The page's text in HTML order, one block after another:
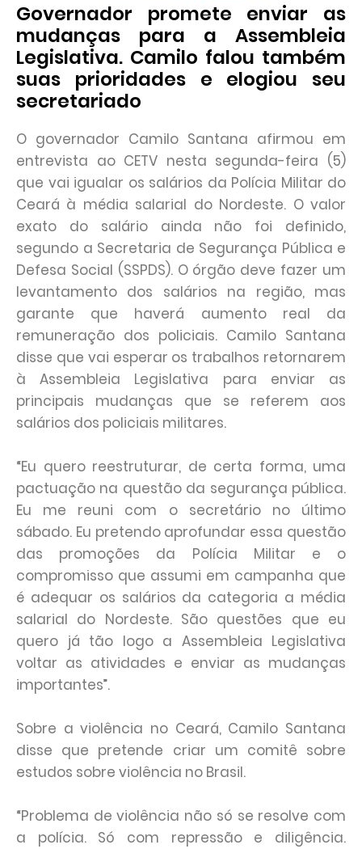
Governador promete enviar as
mudanças para a Assembleia
Legislativa. Camilo falou também
suas prioridades e elogiou seu
secretariado
O governador Camilo Santana afirmou em
entrevista ao CETV nesta segunda-feira (5)
que vai igualar os salários da Polícia Militar do
Ceará à média salarial do Nordeste. O valor
exato do salário ainda não foi definido,
segundo a Secretaria de Segurança Pública e
Defesa Social (SSPDS). O órgão deve fazer um
levantamento dos salários na região, mas
garante que haverá aumento real da
remuneração dos policiais. Camilo Santana
disse que vai esperar os trabalhos retornarem
à Assembleia Legislativa para enviar as
principais mudanças que se referem aos
salários dos policiais militares.
“Eu quero reestruturar, de certa forma, uma
pactuação na questão da segurança pública.
Eu me reuni com o secretário no último
sábado. Eu pretendo aprofundar essa questão
das promoções da Polícia Militar e o
compromisso que assumi em campanha que
é adequar os salários da categoria a média
salarial do Nordeste. São questões que eu
quero já tão logo a Assembleia Legislativa
voltar as atividades e enviar as mudanças
importantes”.
Sobre a violência no Ceará, Camilo Santana
disse que pretende criar um comitê sobre
estudos sobre violência no Brasil.
“Problema de violência não só se resolve com
a polícia. Só com repressão e diligência.